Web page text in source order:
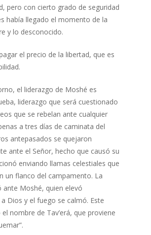
pero con cierto grado de seguridad
había llegado el momento de la
y lo desconocido.
el precio de la libertad, que es
el liderazgo de Moshé es
liderazgo que será cuestionado
que se rebelan ante cualquier
a tres días de caminata del
antepasados se quejaron
ante el Señor, hecho que causó su
enviando llamas celestiales que
un flanco del campamento. La
ante Moshé, quien elevó
Dios y el fuego se calmó. Este
nombre de Tav’erá, que proviene